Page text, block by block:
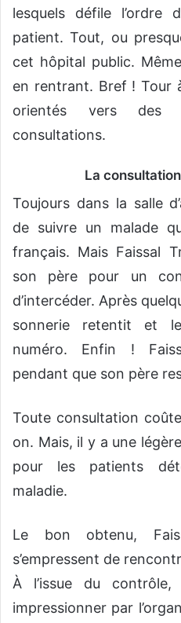
lesquels défile l’ordre
patient. Tout, ou
cet hôpital public.
en rentrant. Bref ! Tour
orientés vers des
consultations.
La
Toujours dans la salle
de suivre un malade
français. Mais Faissal
son père pour un
d’intercéder. Après
sonnerie retentit et
numéro. Enfin !
pendant que son père
Toute consultation
on. Mais, il y a une
pour les patients
maladie.
Le bon obtenu,
s’empressent de
À l’issue du
impressionner par